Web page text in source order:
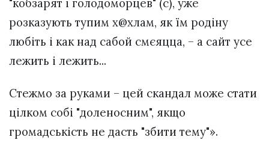
"кобзарят і голодоморцев" (с), уже
розказують тупим х@xлам, як їм родіну
любіть і как над сабой смєяцца, – а сайт усе
лежить і лежить...
Стежмо за руками – цей скандал може стати
цілком собі "доленосним", якщо
громадськість не дасть "збити тему"».